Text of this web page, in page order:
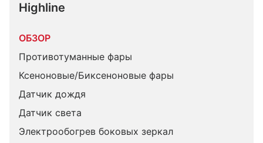
Highline
ОБЗОР
Противотуманные фары
Ксеноновые/Биксеноновые фары
Датчик дождя
Датчик света
Электрообогрев боковых зеркал